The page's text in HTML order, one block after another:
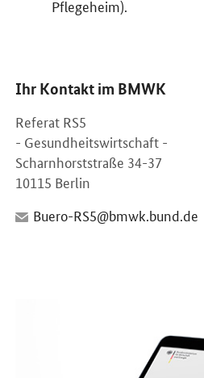
Pflegeheim).
Ihr Kontakt im BMWK
Referat RS5
- Gesundheitswirtschaft -
Scharnhorststraße 34-37
10115 Berlin
Buero-RS5@bmwk.bund.de